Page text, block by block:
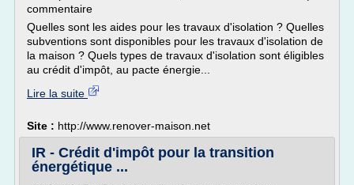
commentaire
Quelles sont les aides pour les travaux d'isolation ? Quelles
subventions sont disponibles pour les travaux d'isolation de
la maison ? Quels types de travaux d'isolation sont éligibles
au crédit d'impôt, au pacte énergie...
Lire la suite
Site : http://www.renover-maison.net
IR - Crédit d'impôt pour la transition
énergétique ...